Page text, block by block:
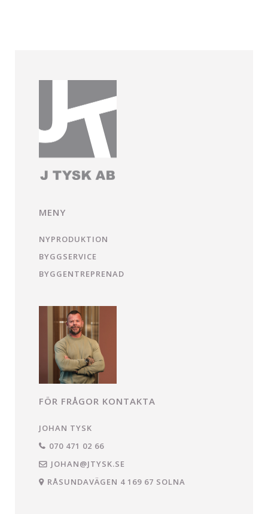
MENY
NYPRODUKTION
BYGGSERVICE
BYGGENTREPRENAD
FÖR FRÅGOR KONTAKTA
JOHAN TYSK
070 471 02 66
JOHAN@JTYSK.SE
RÅSUNDAVÄGEN 4 169 67 SOLNA